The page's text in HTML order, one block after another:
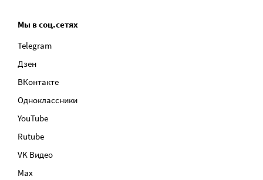
Мы в соц.сетях
Telegram
Дзен
ВКонтакте
Одноклассники
YouTube
Rutube
VK Видео
Max